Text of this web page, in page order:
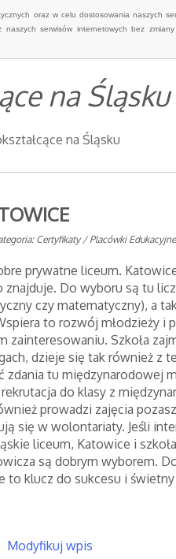
oraz w celu dostosowania naszych
serwisów internetowych bez zmiany
na Śląsku
na Śląsku
Certyfikaty / Placówki Edukacyjne
prywatne liceum.
Do wyboru są tu
czy matematyczny), a
to rozwój młodzieży i
zainteresowaniu. Szkoła
dzieje się tak również z
zdania tu międzynarodowej
do klasy z
prowadzi zajęcia
się w wolontariaty. Jeśli
liceum, Katowice i
są dobrym wyborem.
to klucz do sukcesu i
Modyfikuj wpis